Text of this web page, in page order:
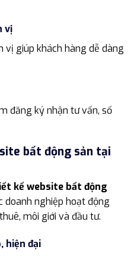
vị
vị giúp khách hàng dễ dàng
đăng ký nhận tư vấn, số
bất động sản tại
kế website bất động
doanh nghiệp hoạt động
môi giới và đầu tư.
hiện đại